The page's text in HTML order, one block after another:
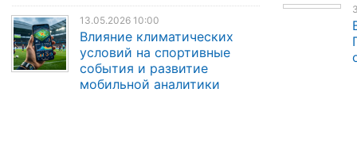
13.05.2026 10:00
Влияние климатических
условий на спортивные
события и развитие
мобильной аналитики